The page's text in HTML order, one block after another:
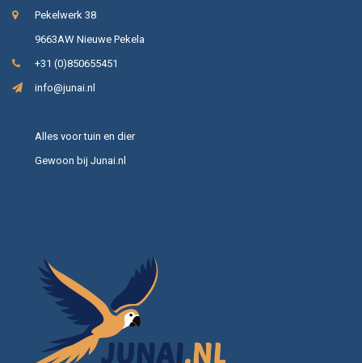
Pekelwerk 38
9663AW Nieuwe Pekela
+31 (0)850655451
info@junai.nl
Alles voor tuin en dier
Gewoon bij Junai.nl